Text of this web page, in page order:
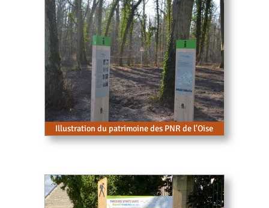
Illustration du patrimoine des PNR de l'Oise